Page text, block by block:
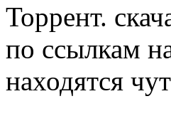
Торрент.
по ссылкам
находятся